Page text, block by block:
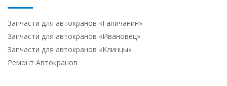
Запчасти для автокранов «Галичанин»
Запчасти для автокранов «Ивановец»
Запчасти для автокранов «Клинцы»
Ремонт Автокранов